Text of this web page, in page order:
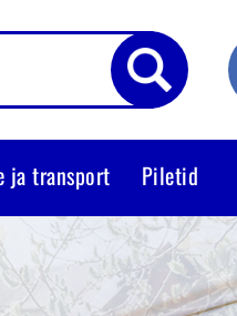
ja transport Piletid